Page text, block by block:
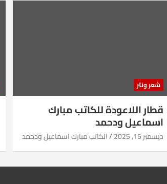
شعر ونثر
قطار اللاعودة للكاتب مبارك
اسماعيل ودحمد
ديسمبر 15, 2025 الكاتب مبارك اسماعيل ودحمد